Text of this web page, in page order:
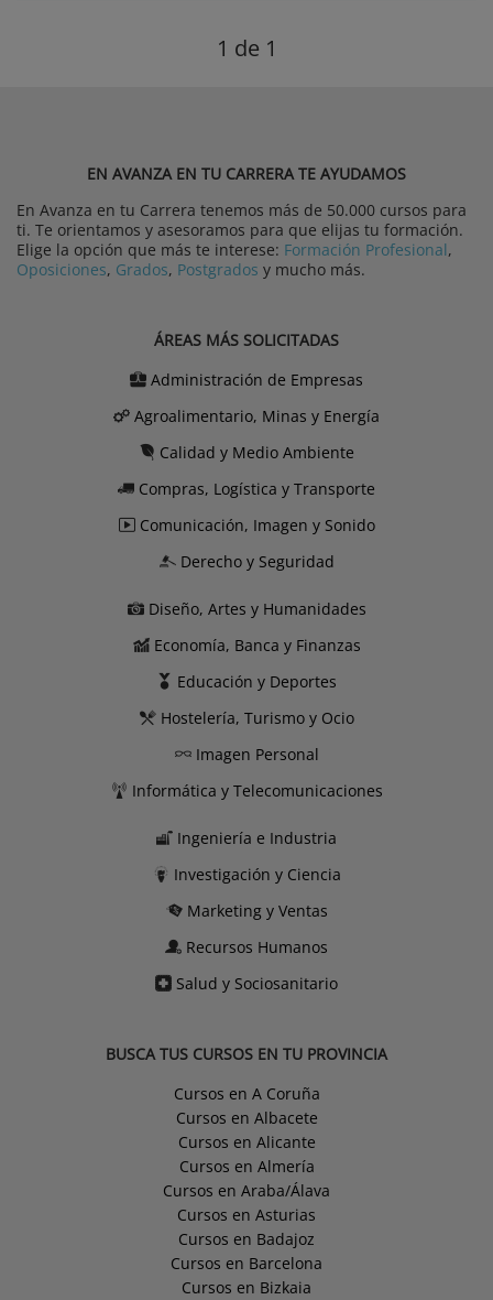
1 de 1
EN AVANZA EN TU CARRERA TE AYUDAMOS
En Avanza en tu Carrera tenemos más de 50.000 cursos para
ti. Te orientamos y asesoramos para que elijas tu formación.
Elige la opción que más te interese: Formación Profesional,
Oposiciones, Grados, Postgrados y mucho más.
ÁREAS MÁS SOLICITADAS
Administración de Empresas
Agroalimentario, Minas y Energía
Calidad y Medio Ambiente
Compras, Logística y Transporte
Comunicación, Imagen y Sonido
Derecho y Seguridad
Diseño, Artes y Humanidades
Economía, Banca y Finanzas
Educación y Deportes
Hostelería, Turismo y Ocio
Imagen Personal
Informática y Telecomunicaciones
Ingeniería e Industria
Investigación y Ciencia
Marketing y Ventas
Recursos Humanos
Salud y Sociosanitario
BUSCA TUS CURSOS EN TU PROVINCIA
Cursos en A Coruña
Cursos en Albacete
Cursos en Alicante
Cursos en Almería
Cursos en Araba/Álava
Cursos en Asturias
Cursos en Badajoz
Cursos en Barcelona
Cursos en Bizkaia